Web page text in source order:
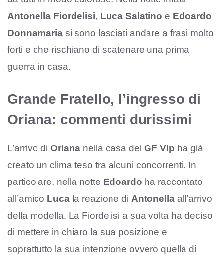
Antonella Fiordelisi, Luca Salatino e Edoardo
Donnamaria si sono lasciati andare a frasi molto
forti e che rischiano di scatenare una prima
guerra in casa.
Grande Fratello, l’ingresso di
Oriana: commenti durissimi
L’arrivo di Oriana nella casa del GF Vip ha già
creato un clima teso tra alcuni concorrenti. In
particolare, nella notte Edoardo ha raccontato
all’amico Luca la reazione di Antonella all’arrivo
della modella. La Fiordelisi a sua volta ha deciso
di mettere in chiaro la sua posizione e
soprattutto la sua intenzione ovvero quella di